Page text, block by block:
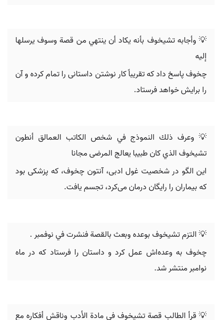
💡 ‬وأجابه تشيخوف بأنه يكاد أن‬ ‫ينتهي من قصة وسوف يرسلها
إليه‪
چخوف پاسخ داد که تقریباً کار نوشتن داستانی را تمام کرده و آن
را برایش خواهد فرستاد.
💡 ‬وعرف ذلك النموذج في شخص الكاتب العمالق أنطون
تشيخوف الذي كان طبيبا‬ ‫يعالج المرضى مجانا‪
این الگو در شخصیت غول ادبی، آنتون چخوف، که پزشکی بود
که بیماران را رایگان درمان می‌کرد، تجسم یافت.
💡 ‬التزم تشيخوف بوعده وبعث بالقصة فنشرت في نوفمبر ‪.
چخوف به وعده‌اش عمل کرد و داستان را فرستاد که در ماه
نوامبر منتشر شد.
💡 قرأ الطالب قصة تشيخوف في مادة الأدب وناقش أفكاره مع